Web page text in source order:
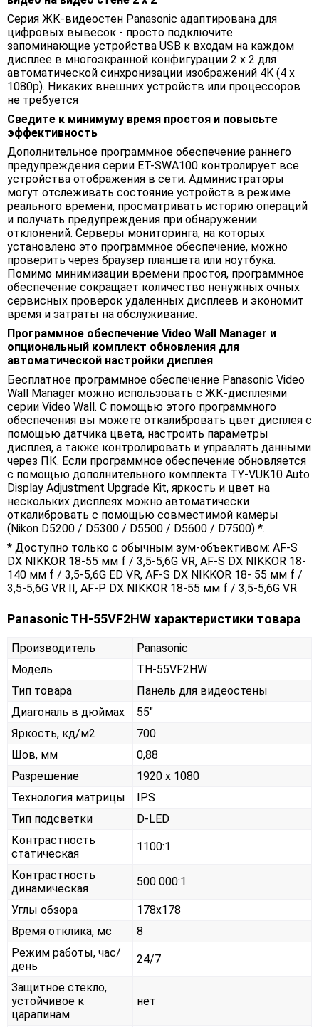
Серия ЖК-видеостен Panasonic адаптирована для
цифровых вывесок - просто подключите
запоминающие устройства USB к входам на каждом
дисплее в многоэкранной конфигурации 2 x 2 для
автоматической синхронизации изображений 4K (4 x
1080p). Никаких внешних устройств или процессоров
не требуется
Сведите к минимуму время простоя и повысьте
эффективность
Дополнительное программное обеспечение раннего
предупреждения серии ET-SWA100 контролирует все
устройства отображения в сети. Администраторы
могут отслеживать состояние устройств в режиме
реального времени, просматривать историю операций
и получать предупреждения при обнаружении
отклонений. Серверы мониторинга, на которых
установлено это программное обеспечение, можно
проверить через браузер планшета или ноутбука.
Помимо минимизации времени простоя, программное
обеспечение сокращает количество ненужных очных
сервисных проверок удаленных дисплеев и экономит
время и затраты на обслуживание.
Программное обеспечение Video Wall Manager и
опциональный комплект обновления для
автоматической настройки дисплея
Бесплатное программное обеспечение Panasonic Video
Wall Manager можно использовать с ЖК-дисплеями
серии Video Wall. С помощью этого программного
обеспечения вы можете откалибровать цвет дисплея с
помощью датчика цвета, настроить параметры
дисплея, а также контролировать и управлять данными
через ПК. Если программное обеспечение обновляется
с помощью дополнительного комплекта TY-VUK10 Auto
Display Adjustment Upgrade Kit, яркость и цвет на
нескольких дисплеях можно автоматически
откалибровать с помощью совместимой камеры
(Nikon D5200 / D5300 / D5500 / D5600 / D7500) *.
* Доступно только с обычным зум-объективом: AF-S
DX NIKKOR 18-55 мм f / 3,5-5,6G VR, AF-S DX NIKKOR 18-
140 мм f / 3,5-5,6G ED VR, AF-S DX NIKKOR 18- 55 мм f /
3,5-5,6G VR II, AF-P DX NIKKOR 18-55 мм f / 3,5-5,6G VR
Panasonic TH-55VF2HW характеристики товара
Производитель
Panasonic
Модель
TH-55VF2HW
Тип товара
Панель для видеостены
Диагональ в дюймах
55"
Яркость, кд/м2
700
Шов, мм
0,88
Разрешение
1920 x 1080
Технология матрицы
IPS
Тип подсветки
D-LED
Контрастность
статическая
1100:1
Контрастность
динамическая
500 000:1
Углы обзора
178x178
Время отклика, мс
8
Режим работы, час/
день
24/7
Защитное стекло,
устойчивое к
царапинам
нет